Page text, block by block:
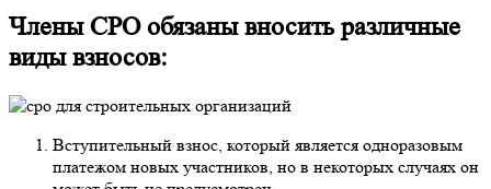
Члены СРО обязаны вносить различные
виды взносов:
Вступительный взнос, который является одноразовым
платежом новых участников, но в некоторых случаях он